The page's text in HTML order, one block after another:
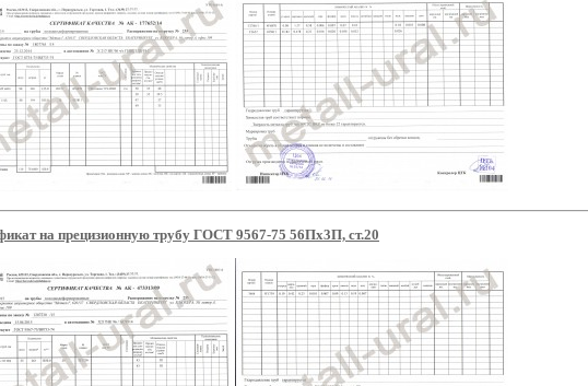
на прецизионную трубу ГОСТ 9567-75 56Пх3П, ст.20